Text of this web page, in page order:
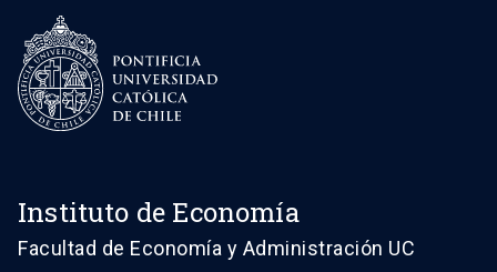
Instituto de Economía
Facultad de Economía y Administración UC